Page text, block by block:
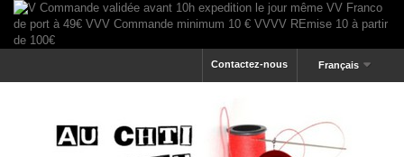
Français
Contactez-nous